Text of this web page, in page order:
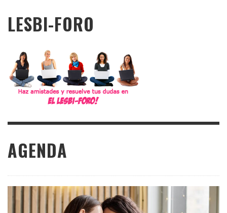
LESBI-FORO
AGENDA